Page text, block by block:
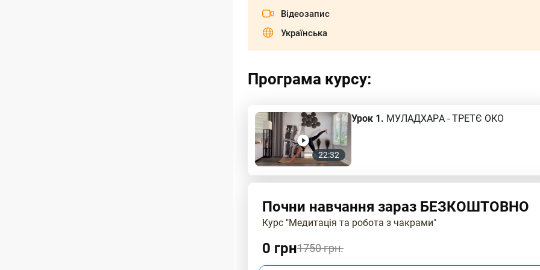
Відеозапис
Українська
Програма курсу:
22:32
Урок 1. МУЛАДХАРА - ТРЕТЄ ОКО
Почни навчання зараз БЕЗКОШТОВНО
Курс "Медитація та робота з чакрами"
0 грн1750 грн.